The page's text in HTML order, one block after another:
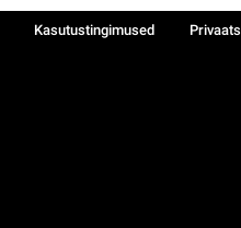
Kasutustingimused